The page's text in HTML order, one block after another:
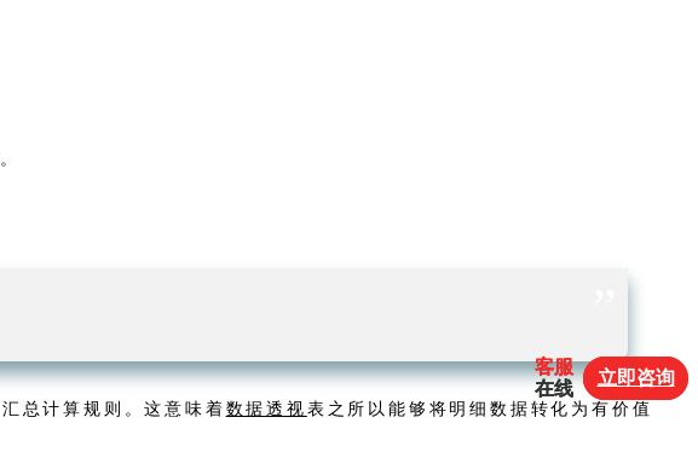
总计算规则。这意味着 数据透视 表之所以能够将明细数据转化为有价值
客服
在线
立即咨询
客服
在线
立即咨询